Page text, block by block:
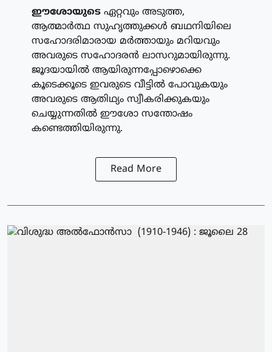
ഈശോയുടെ ഏറ്റവും അടുത്ത,
ആത്മാര്‍ത്ഥ സുഹൃത്തുക്കള്‍ ബഥനിയിലെ
സഹോദരിമാരായ മര്‍ത്തായും മറിയവും
അവരുടെ സഹോദരന്‍ ലാസറുമായിരുന്നു.
ജൂദയായില്‍ ആയിരുന്നപ്പോഴൊക്കെ
കൂടെക്കൂടെ ഇവരുടെ വീട്ടില്‍ പോവുകയും
അവരുടെ ആതിഥ്യം സ്വീകരിക്കുകയും
ചെയ്യുന്നതില്‍ ഈശോ സന്തോഷം
കണ്ടെത്തിയിരുന്നു.
Read More